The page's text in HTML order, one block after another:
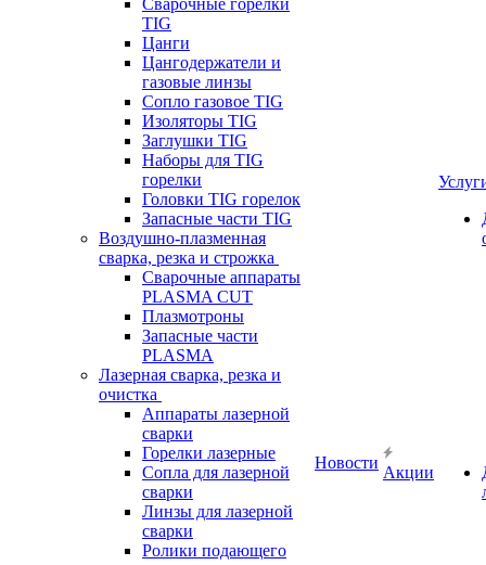
Сварочные горелки
TIG
Цанги
Цангодержатели и
газовые линзы
Сопло газовое TIG
Изоляторы TIG
Заглушки TIG
Наборы для TIG
горелки
Головки TIG горелок
Запасные части TIG
Воздушно-плазменная
сварка, резка и строжка
Сварочные аппараты
PLASMA CUT
Плазмотроны
Запасные части
PLASMA
Лазерная сварка, резка и
очистка
Аппараты лазерной
сварки
Горелки лазерные
Сопла для лазерной
сварки
Линзы для лазерной
сварки
Ролики подающего
Новости
Акции